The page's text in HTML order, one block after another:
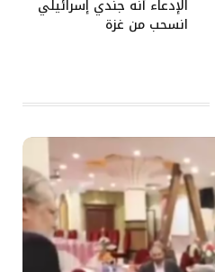
الإدعاء أنه جندي إسرائيلي
انسحب من غزة